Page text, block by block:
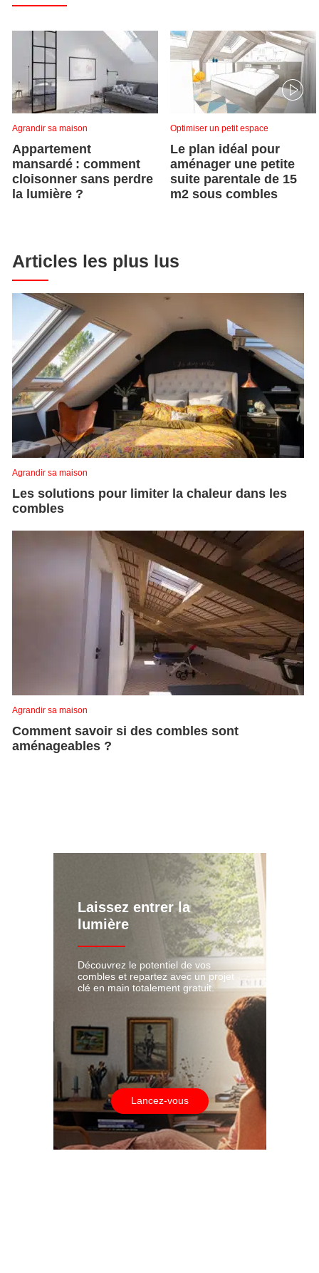
Agrandir sa maison
Appartement
mansardé : comment
cloisonner sans perdre
la lumière ?
Optimiser un petit espace
Le plan idéal pour
aménager une petite
suite parentale de 15
m2 sous combles
Articles les plus lus
Agrandir sa maison
Les solutions pour limiter la chaleur dans les
combles
Agrandir sa maison
Comment savoir si des combles sont
aménageables ?
Laissez entrer la
lumière
Découvrez le potentiel de vos
combles et repartez avec un projet
clé en main totalement gratuit.
Lancez-vous